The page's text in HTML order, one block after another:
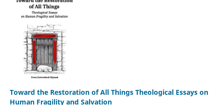
Toward the Restoration of All Things Theological Essays on
Human Fragility and Salvation